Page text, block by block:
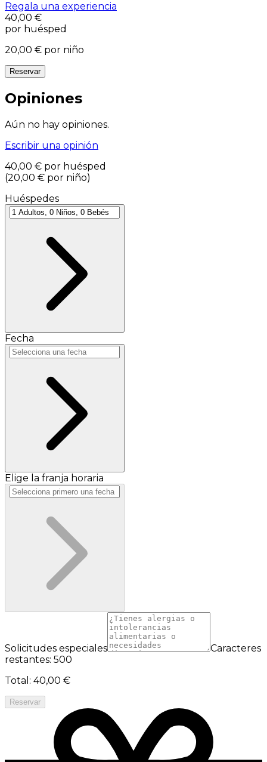
Regala una experiencia
40,00 €
por huésped
20,00 € por niño
Reservar
Opiniones
Aún no hay opiniones.
Escribir una opinión
40,00 € por huésped
(20,00 € por niño)
Huéspedes
Fecha
Elige la franja horaria
Solicitudes especiales
Caracteres
restantes: 500
Total : 40,00 €
Reservar